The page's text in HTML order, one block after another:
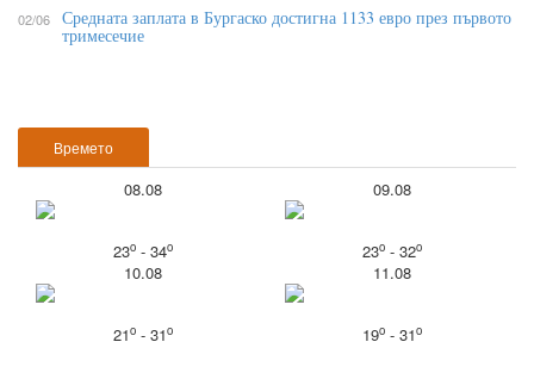
Времето
08.08
23o- 34o
09.08
23o- 32o
10.08
21o- 31o
11.08
19o- 31o
02/06 Средната заплата в Бургаско достигна 1133 евро през първото
тримесечие